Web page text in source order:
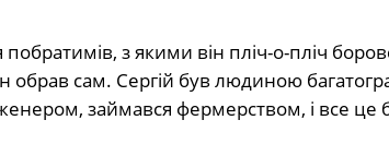
з якими він пліч-о-пліч
сам. Сергій був людиною
займався фермерством, і все це